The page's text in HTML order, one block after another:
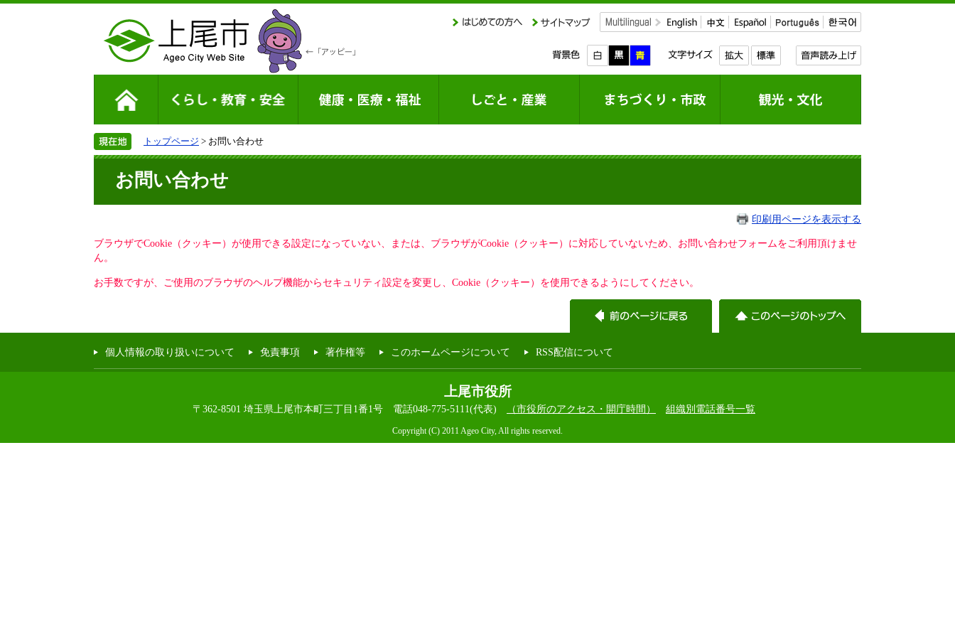
トップページ > お問い合わせ
お問い合わせ
印刷用ページを表示する
ブラウザでCookie（クッキー）が使用できる設定になっていない、または、ブラウザがCookie（クッキー）に対応していないため、お問い合わせフォームをご利用頂けませ
ん。
お手数ですが、ご使用のブラウザのヘルプ機能からセキュリティ設定を変更し、Cookie（クッキー）を使用できるようにしてください。
個人情報の取り扱いについて 免責事項 著作権等 このホームページについて RSS配信について
上尾市役所
〒362-8501 埼玉県上尾市本町三丁目1番1号 電話048-775-5111(代表) （市役所のアクセス・開庁時間） 組織別電話番号一覧
Copyright (C) 2011 Ageo City, All rights reserved.